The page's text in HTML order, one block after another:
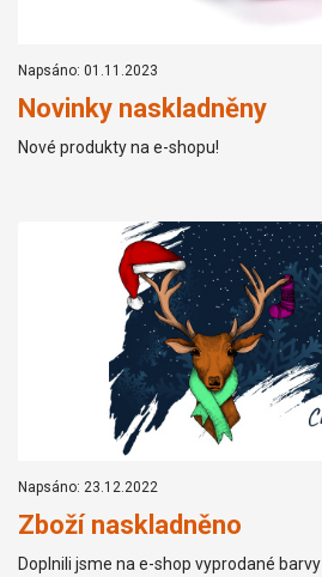
Napsáno: 01.11.2023
Novinky naskladněny
Nové produkty na e-shopu!
Napsáno: 23.12.2022
Zboží naskladněno
Doplnili jsme na e-shop vyprodané barvy